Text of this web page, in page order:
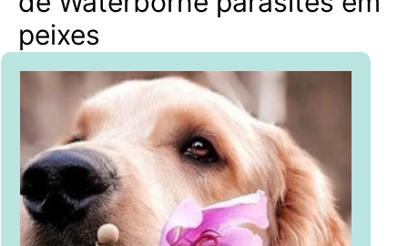
peixes